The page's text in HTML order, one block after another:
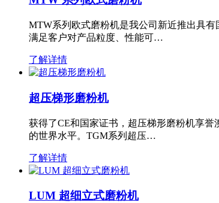
MTW系列欧式磨粉机是我公司新近推出具
满足客户对产品粒度、性能可…
了解详情
超压梯形磨粉机
获得了CE和国家证书，超压梯形磨粉机享
的世界水平。TGM系列超压…
了解详情
LUM 超细立式磨粉机